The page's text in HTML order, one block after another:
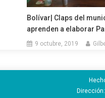
Bolívar| Claps del
aprenden a elaborar
9 octubre, 2019